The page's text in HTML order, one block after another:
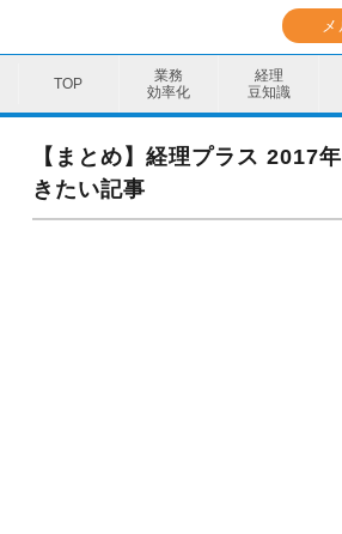
業務
効率化
経理
豆知識
業務効率化
経理豆知識
【まとめ】経理プラス 2017
きたい記事